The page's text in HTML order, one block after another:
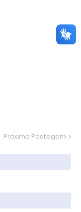
Próxima Postagem